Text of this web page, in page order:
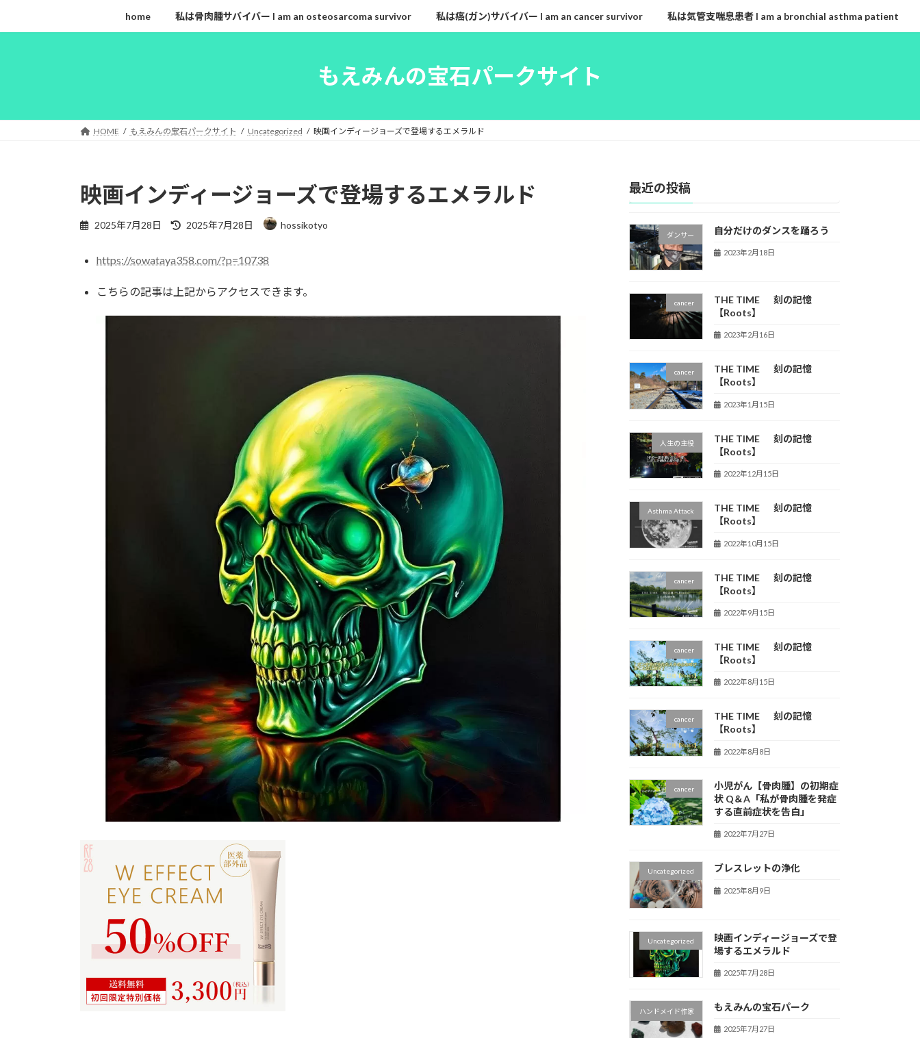
キ
に
home 私は骨肉腫サバイバー I am an osteosarcoma survivor 私は癌(ガン)サバイバー I am an cancer survivor 私は気管支喘息患者 I am a bronchial asthma patient
もえみんの宝石パークサイト
HOME もえみんの宝石パークサイト Uncategorized 映画インディージョーズで登場するエメラルド
映画インディージョーズで登場するエメラルド
2025年7月28日
最
新
時
2025年7月28日 hossikotyo
https://sowataya358.com/?p=10738
こちらの記事は上記からアクセスできます。
最近の投稿
ダンサー 自分だけのダンスを踊ろう
2023年2月18日
cancer
THE TIME 刻の記憶
【Roots】
2023年2月16日
cancer
THE TIME 刻の記憶
【Roots】
2023年1月15日
人生の主役
THE TIME 刻の記憶
【Roots】
2022年12月15日
Asthma Attack
THE TIME 刻の記憶
【Roots】
2022年10月15日
cancer
THE TIME 刻の記憶
【Roots】
2022年9月15日
cancer
THE TIME 刻の記憶
【Roots】
2022年8月15日
cancer
THE TIME 刻の記憶
【Roots】
2022年8月8日
cancer
小児がん【骨肉腫】の初期症
状 Q＆A「私が骨肉腫を発症
する直前症状を告白」
2022年7月27日
Uncategorized ブレスレットの浄化
2025年8月9日
Uncategorized
映画インディージョーズで登
場するエメラルド
2025年7月28日
ハンドメイド作家 もえみんの宝石パーク
2025年7月27日